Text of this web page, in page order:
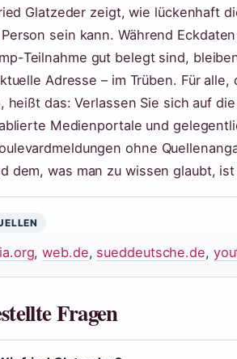
Glatzeder zeigt, wie lückenhaft
sein kann. Während
Teilnahme gut belegt sind,
Adresse – im Trüben. Für
heißt das: Verlassen Sie sich auf
Medienportale und
ohne
dem, was man zu wissen glaubt,
,web.de, sueddeutsche.de,
Fragen